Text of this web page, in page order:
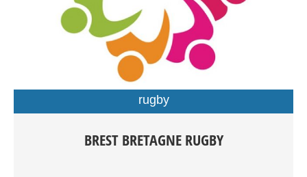
15ans Rugby à XV Loisirs Rugby à X compétition dès
rugby
BREST BRETAGNE RUGBY